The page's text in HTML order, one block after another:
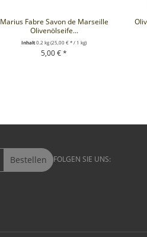
Marius Fabre Savon de Marseille
Olivenölseife...
Inhalt0.2 kg(25,00 € * / 1 kg)
5,00 € *
Bestellen FOLGEN SIE UNS: